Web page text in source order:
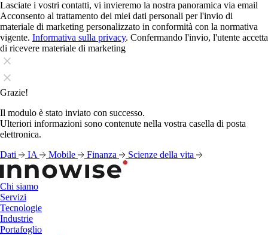
Lasciate i vostri contatti, vi invieremo la nostra panoramica via email
Acconsento al trattamento dei miei dati personali per l'invio di
materiale di marketing personalizzato in conformità con la normativa
vigente. Informativa sulla privacy. Confermando l'invio, l'utente accetta
di ricevere materiale di marketing
Grazie!
Il modulo è stato inviato con successo.
Ulteriori informazioni sono contenute nella vostra casella di posta
elettronica.
Dati
IA Mobile Finanza Scienze della vita
Chi siamo
Servizi
Tecnologie
Industrie
Portafoglio